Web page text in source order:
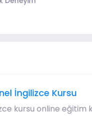
İngilizce Kursu
kursu online eğitim